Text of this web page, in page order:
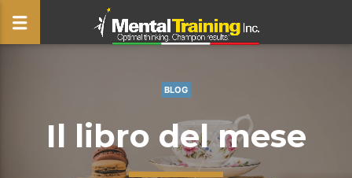
CLOSE
BLOG
Il libro del mese